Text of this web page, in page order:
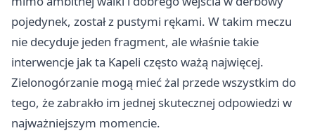
pojedynek, został z pustymi rękami. W takim meczu
nie decyduje jeden fragment, ale właśnie takie
interwencje jak ta Kapeli często ważą najwięcej.
Zielonogórzanie mogą mieć żal przede wszystkim do
tego, że zabrakło im jednej skutecznej odpowiedzi w
najważniejszym momencie.